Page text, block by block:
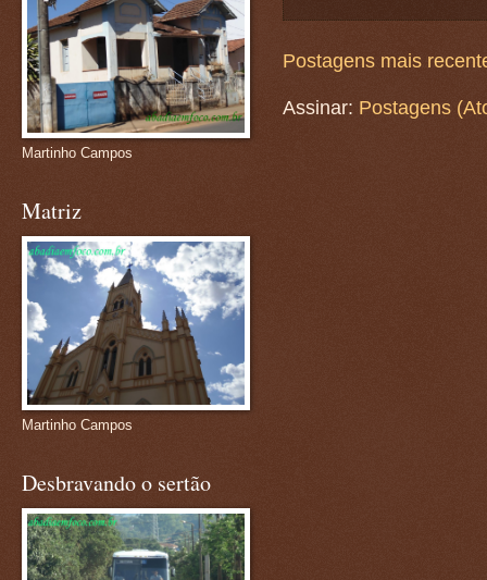
Postagens mais
Assinar: Postagens
Martinho Campos
Matriz
Martinho Campos
Desbravando o sertão